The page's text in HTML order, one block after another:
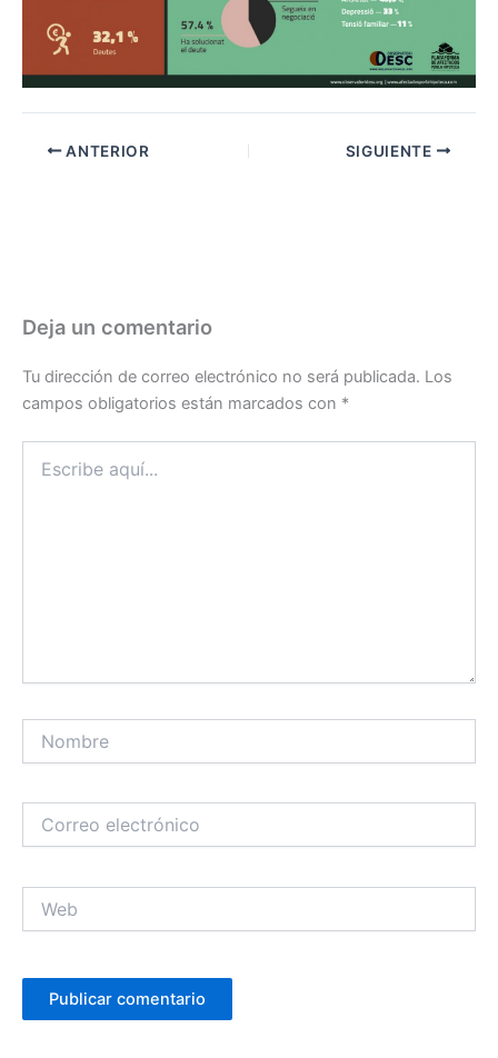
ANTERIOR SIGUIENTE
Deja un comentario
Tu dirección de correo electrónico no será publicada. Los
campos obligatorios están marcados con *
aquí...
electrónico